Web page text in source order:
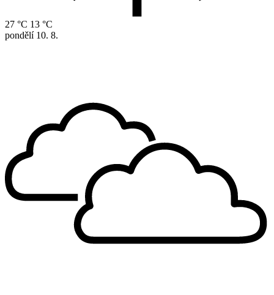
27 °C 13 °C
pondělí 10. 8.